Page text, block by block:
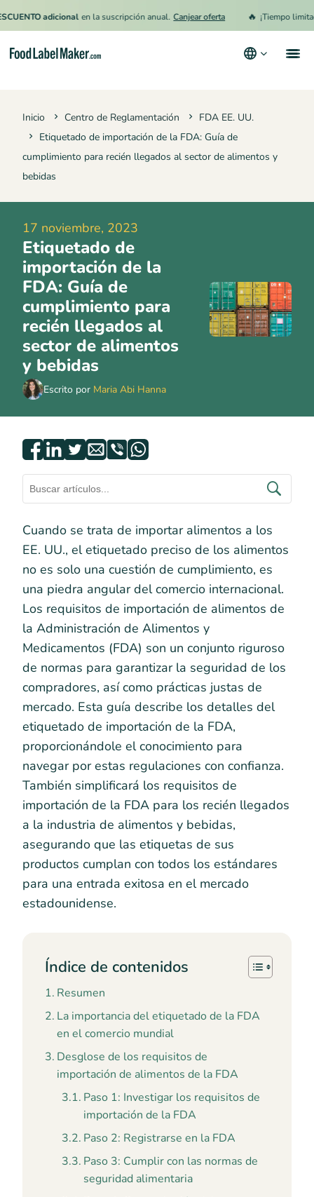
adicional en la suscripción anual. Canjear oferta ¡Tiempo limitado!
Inicio Centro de Reglamentación
FDA EE. UU.
Etiquetado de importación de la FDA: Guía de
cumplimiento para recién llegados al sector de alimentos y
bebidas
17 noviembre, 2023
Etiquetado de
importación de la
FDA: Guía de
cumplimiento para
recién llegados al
sector de alimentos
y bebidas
Escrito por Maria Abi Hanna
Cuando se trata de importar alimentos a los
EE. UU., el etiquetado preciso de los alimentos
no es solo una cuestión de cumplimiento, es
una piedra angular del comercio internacional.
Los requisitos de importación de alimentos de
la Administración de Alimentos y
Medicamentos (FDA) son un conjunto riguroso
de normas para garantizar la seguridad de los
compradores, así como prácticas justas de
mercado. Esta guía describe los detalles del
etiquetado de importación de la FDA,
proporcionándole el conocimiento para
navegar por estas regulaciones con confianza.
También simplificará los requisitos de
importación de la FDA para los recién llegados
a la industria de alimentos y bebidas,
asegurando que las etiquetas de sus
productos cumplan con todos los estándares
para una entrada exitosa en el mercado
estadounidense.
Índice de contenidos
Resumen
La importancia del etiquetado de la FDA
en el comercio mundial
Desglose de los requisitos de
importación de alimentos de la FDA
Paso 1: Investigar los requisitos de
importación de la FDA
Paso 2: Registrarse en la FDA
Paso 3: Cumplir con las normas de
seguridad alimentaria
Precios
Contrata a un Especialista
Términos y condiciones
Política de privacidad